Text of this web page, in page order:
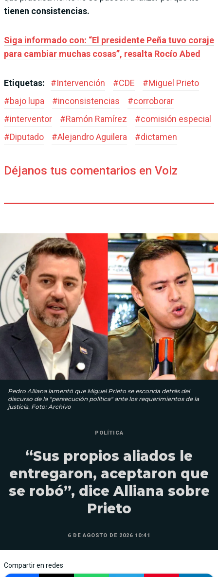
tienen consistencias.
Siga informado con: “El presidente Peña tuvo coraje
para cambiar muchas cosas”, resalta Rocío Abed
Etiquetas: #Intervención #CDE #Miguel Prieto
#bajo lupa #inconsistencias #corroborar
#interventor #Ramón Ramírez #comisión especial
#Diputado #Alejandro Aguilera #dictamen
Déjanos tus comentarios en Voiz
Pedro Alliana lamentó que Miguel Prieto se esconda detrás del
discurso de la "persecución política" ante los requerimientos de la
justicia. Foto: Archivo
POLÍTICA
“Sus propios aliados le
entregaron, aceptaron que
se robó”, dice Alliana sobre
Prieto
6 DE AGOSTO DE 2026 10:41
Compartir en redes